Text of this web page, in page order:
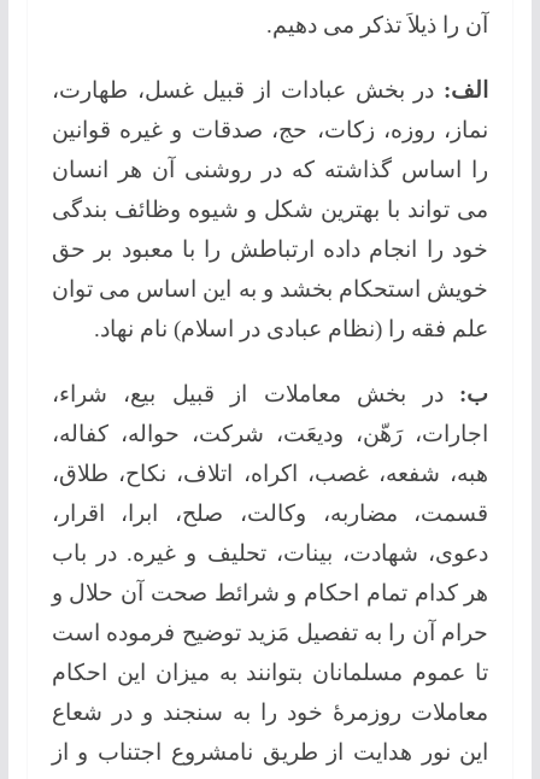
آن را ذیلاَ تذکر می دهیم.
الف: در بخش عبادات از قبیل غسل، طهارت،
نماز، روزه، زکات، حج، صدقات و غیره قوانین
را اساس گذاشته که در روشنی آن هر انسان
می تواند با بهترین شکل و شیوه وظائف بندگی
خود را انجام داده ارتباطش را با معبود بر حق
خویش استحکام بخشد و به این اساس می توان
علم فقه را (نظام عبادی در اسلام) نام نهاد.
ب: در بخش معاملات از قبیل بیع، شراء،
اجارات، رَهّن، ودیعَت، شرکت، حواله، کفاله،
هبه، شفعه، غصب، اکراه، اتلاف، نکاح، طلاق،
قسمت، مضاربه، وکالت، صلح، ابرا، اقرار،
دعوی، شهادت، بینات، تحلیف و غیره. در باب
هر کدام تمام احکام و شرائط صحت آن حلال و
حرام آن را به تفصیل مَزید توضیح فرموده است
تا عموم مسلمانان بتوانند به میزان این احکام
معاملات روزمرۀ خود را به سنجند و در شعاع
این نور هدایت از طریق نامشروع اجتناب و از